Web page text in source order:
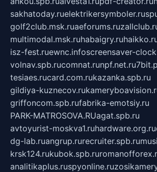
sakhatoday.ruelektrikersymboler.ru
golf2club.msk.ruaeforums.ru
multimodal.msk.ruhabaigry.ru
isz-fest.ruewnc.infoscreensaver-
volnav.spb.rucomnat.runpf.net.ru
tesiaes.rucard.com.rukazanka.spb.ru
gildiya-kuznecov.ru
griffoncom.spb.rufabrika-emotsiy.ru
PARK-MATROSOVA.RUagat.spb.ru
avtoyurist-moskva1.ruhardware.org.ru
dg-lab.ruangrup.rurecruiter.spb.ru
krsk124.rukubok.spb.ru
analitikaplus.ruspyonline.ru